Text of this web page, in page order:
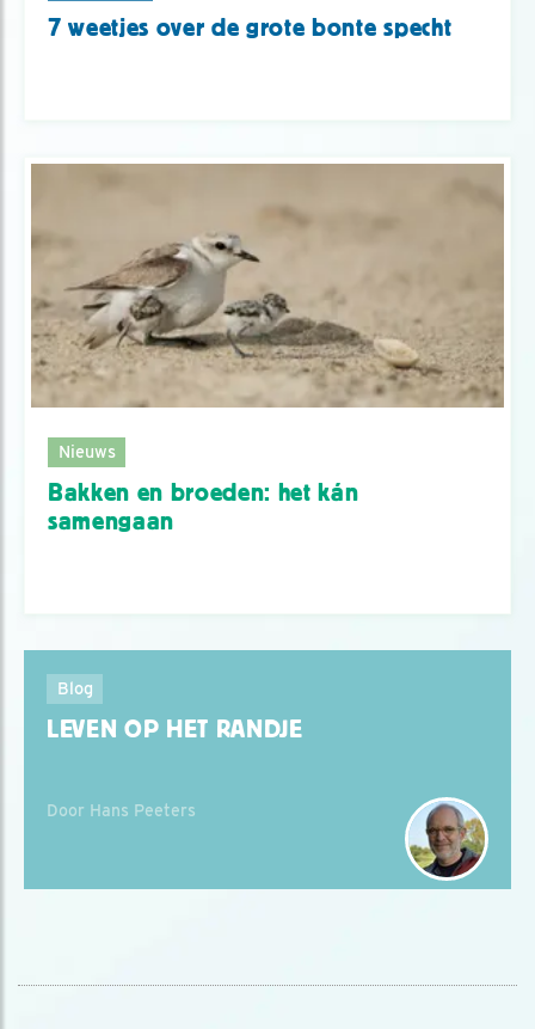
7 weetjes over de grote bonte specht
Nieuws
Bakken en broeden: het kán
samengaan
Blog
LEVEN OP HET RANDJE
Door Hans Peeters